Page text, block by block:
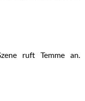
ruft Temme an.